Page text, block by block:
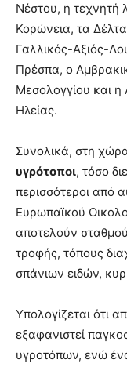
Νέστου, η τεχνητή
Κορώνεια, τα
Γαλλικός-Αξιός-
Πρέσπα, ο
Μεσολογγίου και
Ηλείας.
Συνολικά, στη
υγρότοποι, τόσο
περισσότεροι από
Ευρωπαϊκού
αποτελούν
τροφής, τόπους
σπάνιων ειδών,
Υπολογίζεται ότι
εξαφανιστεί
υγροτόπων, ενώ